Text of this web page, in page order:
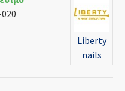
Liberty
nails